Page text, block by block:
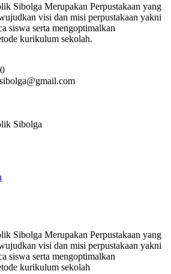
Sibolga Merupakan Perpustakaan yang
visi dan misi perpustakaan yakni
siswa serta mengoptimalkan
kurikulum sekolah.
Sibolga
Sibolga Merupakan Perpustakaan yang
visi dan misi perpustakaan yakni
siswa serta mengoptimalkan
kurikulum sekolah